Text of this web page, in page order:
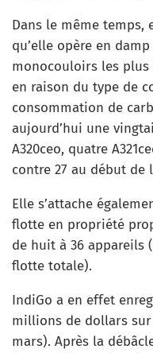
Dans le même
qu’elle opère en
monocouloirs les plus
en raison du type de
consommation de
aujourd’hui une
A320ceo, quatre
contre 27 au début de
Elle s’attache
flotte en propriété
de huit à 36 appareils
flotte totale).
IndiGo a en effet
millions de dollars sur
mars). Après la